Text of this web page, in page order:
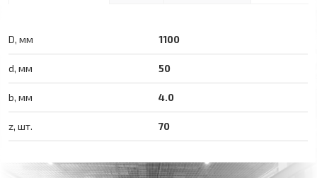
D, мм 1100
d, мм 50
b, мм 4.0
z, шт. 70